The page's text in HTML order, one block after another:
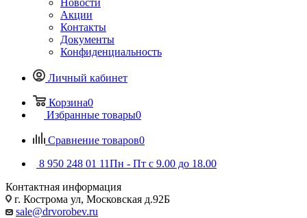
Новости
Акции
Контакты
Документы
Конфиденциальность
Личный кабинет
Корзина0
Избранные товары0
Сравнение товаров0
8 950 248 01 11Пн - Пт с 9.00 до 18.00
Контактная информация
г. Кострома ул, Московская д.92Б
sale@drvorobev.ru